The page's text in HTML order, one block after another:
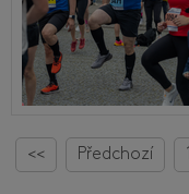
<< Předchozí 1